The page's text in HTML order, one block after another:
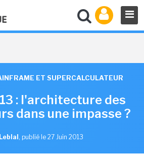
ET SUPERCALCULATEUR
: l'architecture des
dans une impasse ?
, publié le 27 Juin 2013